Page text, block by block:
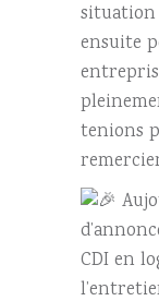
situation
ensuite
tenions
CDI en